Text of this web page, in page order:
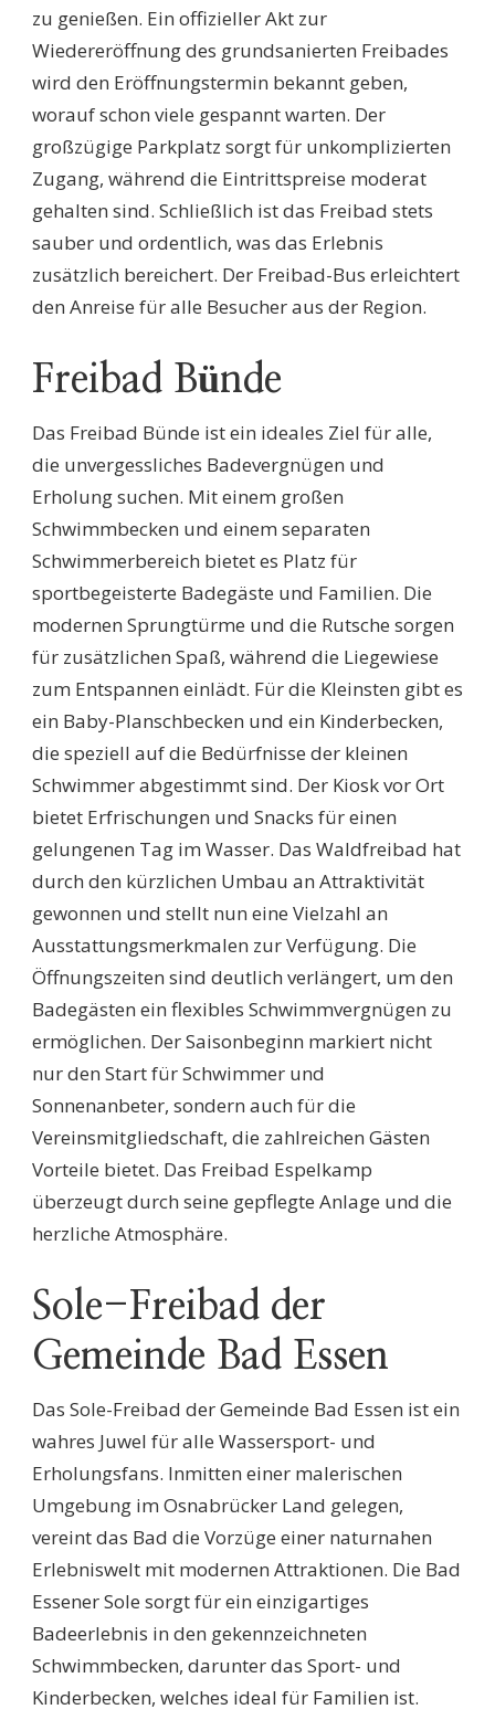
zu genießen. Ein offizieller Akt zur
Wiedereröffnung des grundsanierten Freibades
wird den Eröffnungstermin bekannt geben,
worauf schon viele gespannt warten. Der
großzügige Parkplatz sorgt für unkomplizierten
Zugang, während die Eintrittspreise moderat
gehalten sind. Schließlich ist das Freibad stets
sauber und ordentlich, was das Erlebnis
zusätzlich bereichert. Der Freibad-Bus erleichtert
den Anreise für alle Besucher aus der Region.
Freibad Bünde
Das Freibad Bünde ist ein ideales Ziel für alle,
die unvergessliches Badevergnügen und
Erholung suchen. Mit einem großen
Schwimmbecken und einem separaten
Schwimmerbereich bietet es Platz für
sportbegeisterte Badegäste und Familien. Die
modernen Sprungtürme und die Rutsche sorgen
für zusätzlichen Spaß, während die Liegewiese
zum Entspannen einlädt. Für die Kleinsten gibt es
ein Baby-Planschbecken und ein Kinderbecken,
die speziell auf die Bedürfnisse der kleinen
Schwimmer abgestimmt sind. Der Kiosk vor Ort
bietet Erfrischungen und Snacks für einen
gelungenen Tag im Wasser. Das Waldfreibad hat
durch den kürzlichen Umbau an Attraktivität
gewonnen und stellt nun eine Vielzahl an
Ausstattungsmerkmalen zur Verfügung. Die
Öffnungszeiten sind deutlich verlängert, um den
Badegästen ein flexibles Schwimmvergnügen zu
ermöglichen. Der Saisonbeginn markiert nicht
nur den Start für Schwimmer und
Sonnenanbeter, sondern auch für die
Vereinsmitgliedschaft, die zahlreichen Gästen
Vorteile bietet. Das Freibad Espelkamp
überzeugt durch seine gepflegte Anlage und die
herzliche Atmosphäre.
Sole-Freibad der
Gemeinde Bad Essen
Das Sole-Freibad der Gemeinde Bad Essen ist ein
wahres Juwel für alle Wassersport- und
Erholungsfans. Inmitten einer malerischen
Umgebung im Osnabrücker Land gelegen,
vereint das Bad die Vorzüge einer naturnahen
Erlebniswelt mit modernen Attraktionen. Die Bad
Essener Sole sorgt für ein einzigartiges
Badeerlebnis in den gekennzeichneten
Schwimmbecken, darunter das Sport- und
Kinderbecken, welches ideal für Familien ist.